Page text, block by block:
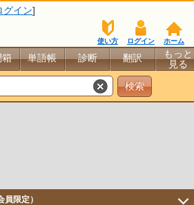
グイン]
ホーム
ログイン
使い方
箱 単語帳 診断 翻訳
もっと
見る
限定）